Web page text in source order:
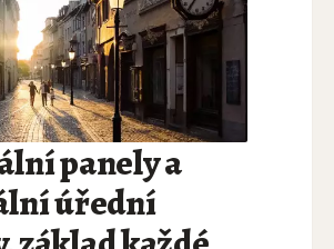
panely a
úřední